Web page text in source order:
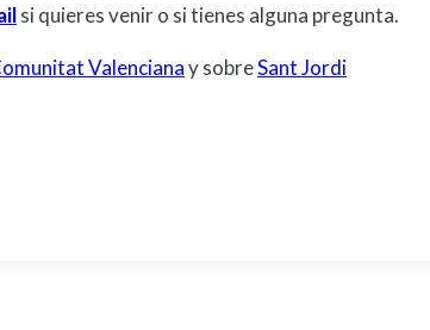
si quieres venir o si tienes alguna pregunta.
Valencianay sobreSant Jordi